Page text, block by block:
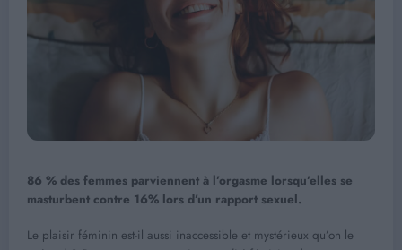
86 % des femmes parviennent à l’orgasme lorsqu’elles se
masturbent contre 16% lors d’un rapport sexuel.
Le plaisir féminin est-il aussi inaccessible et mystérieux qu’on le